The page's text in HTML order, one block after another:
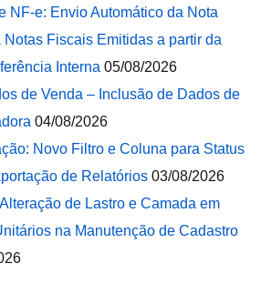
NF-e: Envio Automático da Nota
Fiscais Emitidas a partir da
Interna 05/08/2026
de Venda – Inclusão de Dados de
04/08/2026
Novo Filtro e Coluna para Status
de Relatórios 03/08/2026
de Lastro e Camada em
na Manutenção de Cadastro